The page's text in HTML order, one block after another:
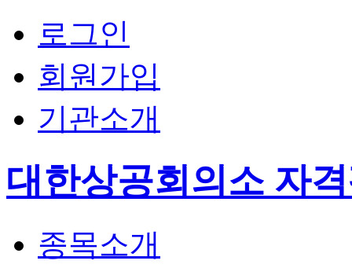
로그인
회원가입
기관소개
대한상공회의소 자
종목소개